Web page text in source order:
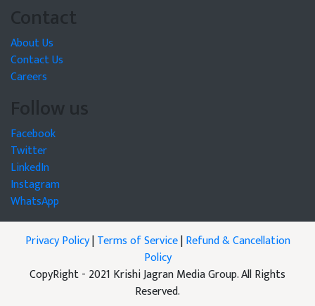
Contact
About Us
Contact Us
Careers
Follow us
Facebook
Twitter
LinkedIn
Instagram
WhatsApp
Privacy Policy|Terms of Service|Refund & Cancellation
Policy
CopyRight - 2021 Krishi Jagran Media Group. All Rights
Reserved.